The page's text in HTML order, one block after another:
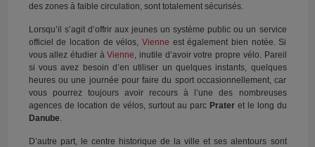
des zones à faible circulation, sont totalement sécurisés.
Lorsqu’il s’agit d’offrir aux jeunes un système public ou un service
officiel de location de vélos, Vienne est également bien notée. Si
vous allez étudier àVienne , inutile d’avoir votre propre vélo. Pareil
si vous avez besoin d’en utiliser un quelques instants, quelques
heures ou une journée pour faire du sport occasionnellement, car
vous pourrez toujours avoir recours à l’une des nombreuses
agences de location de vélos, surtout au parc Prateret le long du
Danube
D’autre part, le centre historique de la ville et ses alentours sont